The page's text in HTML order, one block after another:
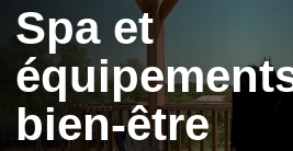
Spa et
bien-être